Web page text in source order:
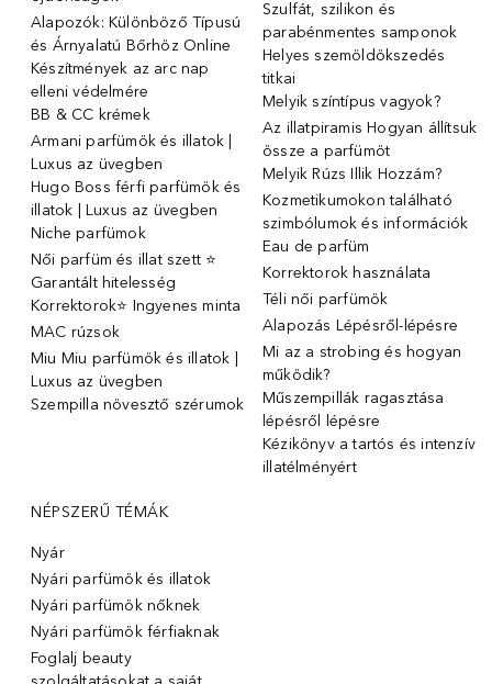
Alapozók: Különböző Típusú
és Árnyalatú Bőrhöz Online
Készítmények az arc nap
elleni védelmére
BB & CC krémek
Armani parfümök és illatok |
Luxus az üvegben
Hugo Boss férfi parfümök és
illatok | Luxus az üvegben
Niche parfümok
Női parfüm és illat szett ⭐
Garantált hitelesség
Korrektorok⭐ Ingyenes minta
MAC rúzsok
Miu Miu parfümök és illatok |
Luxus az üvegben
Szempilla növesztő szérumok
Szulfát, szilikon és
parabénmentes samponok
Helyes szemöldökszedés
titkai
Melyik színtípus vagyok?
Az illatpiramis Hogyan állítsuk
össze a parfümöt
Melyik Rúzs Illik Hozzám?
Kozmetikumokon található
szimbólumok és információk
Eau de parfüm
Korrektorok használata
Téli női parfümök
Alapozás Lépésről-lépésre
Mi az a strobing és hogyan
működik?
Műszempillák ragasztása
lépésről lépésre
Kézikönyv a tartós és intenzív
illatélményért
NÉPSZERŰ TÉMÁK
Nyár
Nyári parfümök és illatok
Nyári parfümök nőknek
Nyári parfümök férfiaknak
Foglalj beauty